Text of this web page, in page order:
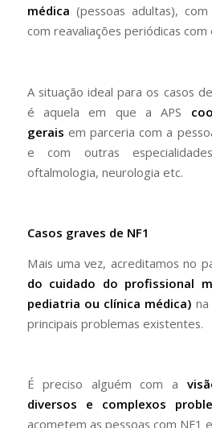
médica (pessoas adultas),
com reavaliações periódicas com
A situação ideal para os casos
é aquela em que a APS
gerais em parceria com a
e com outras
oftalmologia, neurologia etc.
Casos graves de NF1
Mais uma vez, acreditamos no
do cuidado do profissional
pediatria ou clínica médica)
principais problemas existentes.
É preciso alguém com a
diversos e complexos
acometem as pessoas com NF1